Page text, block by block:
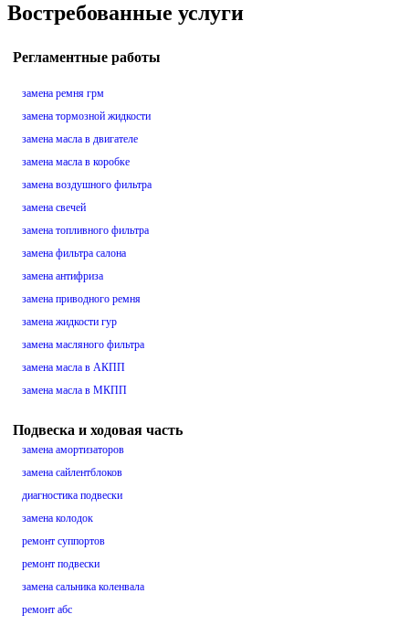
Востребованные услуги
Регламентные работы
замена ремня грм
замена тормозной жидкости
замена масла в двигателе
замена масла в коробке
замена воздушного фильтра
замена свечей
замена топливного фильтра
замена фильтра салона
замена антифриза
замена приводного ремня
замена жидкости гур
замена масляного фильтра
замена масла в АКПП
замена масла в МКПП
Подвеска и ходовая часть
замена амортизаторов
замена сайлентблоков
диагностика подвески
замена колодок
ремонт суппортов
ремонт подвески
замена сальника коленвала
ремонт абс